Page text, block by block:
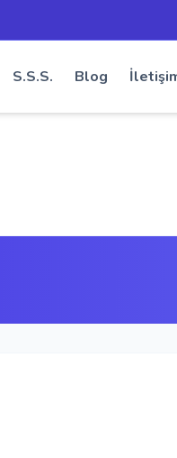
S.S.S. Blog